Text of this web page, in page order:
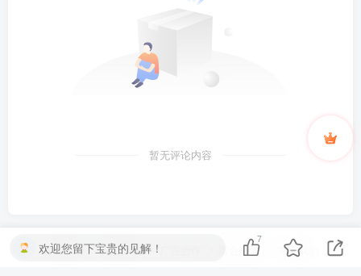
暂无评论内容
友链申请 免责声明 聚合标签 关于我们
欢迎您留下宝贵的见解！
7